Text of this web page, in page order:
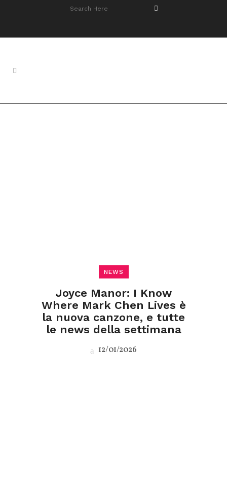
NEWS
Joyce Manor: I Know
Where Mark Chen Lives è
la nuova canzone, e tutte
le news della settimana
12/01/2026